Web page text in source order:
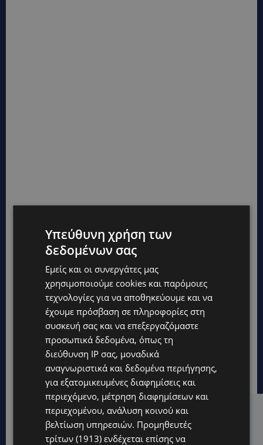
Hot this week
UPDATES
Υπεύθυνη χρήση των
δεδομένων σας
Εμείς και οι συνεργάτες μας
χρησιμοποιούμε cookies και παρόμοιες
τεχνολογίες για να αποθηκεύουμε και να
έχουμε πρόσβαση σε πληροφορίες στη
συσκευή σας και να επεξεργαζόμαστε
προσωπικά δεδομένα, όπως τη
διεύθυνση IP σας, μοναδικά
αναγνωριστικά και δεδομένα περιήγησης,
για εξατομικευμένες διαφημίσεις και
περιεχόμενο, μέτρηση διαφημίσεων και
περιεχομένου, ανάλυση κοινού και
βελτίωση υπηρεσιών. Προμηθευτές
τρίτων (1913) ενδέχεται επίσης να